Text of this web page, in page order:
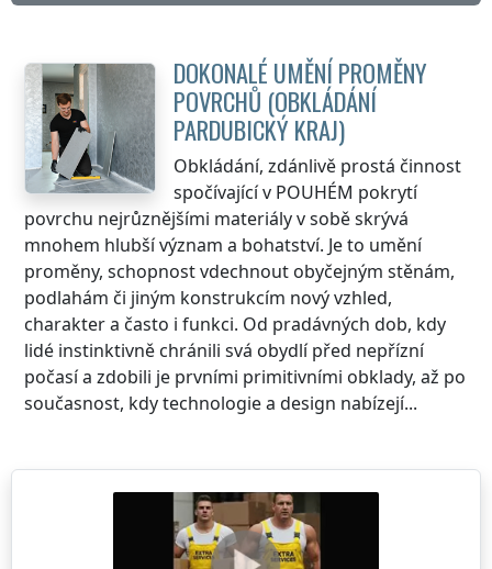
DOKONALÉ UMĚNÍ PROMĚNY
POVRCHŮ (OBKLÁDÁNÍ
PARDUBICKÝ KRAJ)
Obkládání, zdánlivě prostá činnost
spočívající v POUHÉM pokrytí
povrchu nejrůznějšími materiály v sobě skrývá
mnohem hlubší význam a bohatství. Je to umění
proměny, schopnost vdechnout obyčejným stěnám,
podlahám či jiným konstrukcím nový vzhled,
charakter a často i funkci. Od pradávných dob, kdy
lidé instinktivně chránili svá obydlí před nepřízní
počasí a zdobili je prvními primitivními obklady, až po
současnost, kdy technologie a design nabízejí...